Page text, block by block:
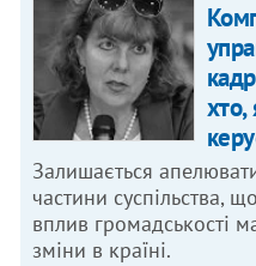
хто,
Залишається
частини суспільства,
вплив громадськості
зміни в країні.